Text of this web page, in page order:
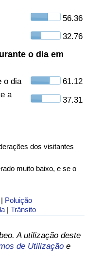
56.36
32.76
o dia em
o dia
61.12
a
37.31
dos visitantes
muito baixo, e se o
| Poluição
|Trânsito
A utilização deste
de Utilização e